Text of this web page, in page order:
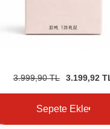
3.999,90TL 3.199,92
Sepete Ekle